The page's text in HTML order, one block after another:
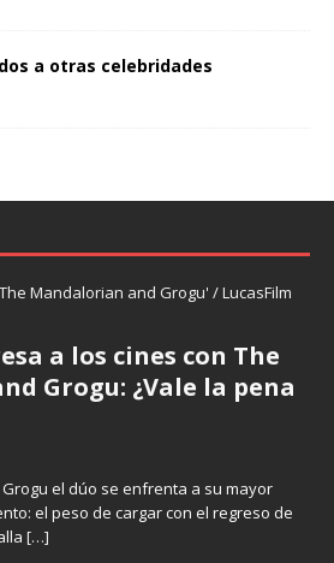
a otras celebridades
a los cines con The
Grogu: ¿Vale la pena
el dúo se enfrenta a su mayor
el peso de cargar con el regreso de
[…]